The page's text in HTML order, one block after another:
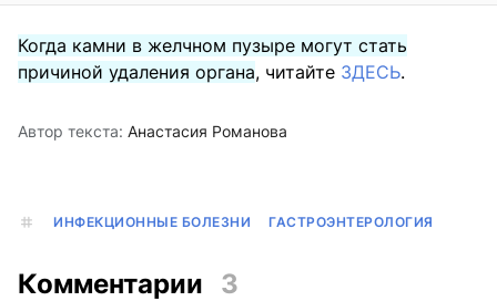
Когда камни в желчном пузыре могут стать
причиной удаления органа, читайте ЗДЕСЬ.
Автор текста: Анастасия Романова
ИНФЕКЦИОННЫЕ БОЛЕЗНИ ГАСТРОЭНТЕРОЛОГИЯ
Комментарии 3